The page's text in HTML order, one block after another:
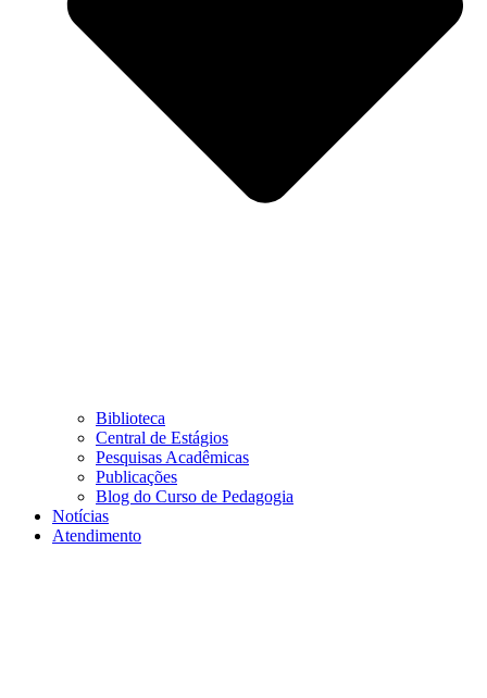
Biblioteca
Central de Estágios
Pesquisas Acadêmicas
Publicações
Blog do Curso de Pedagogia
Notícias
Atendimento